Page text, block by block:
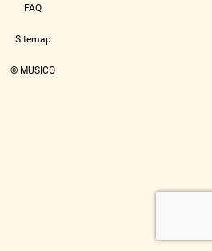
FAQ
Sitemap
© MUSICO